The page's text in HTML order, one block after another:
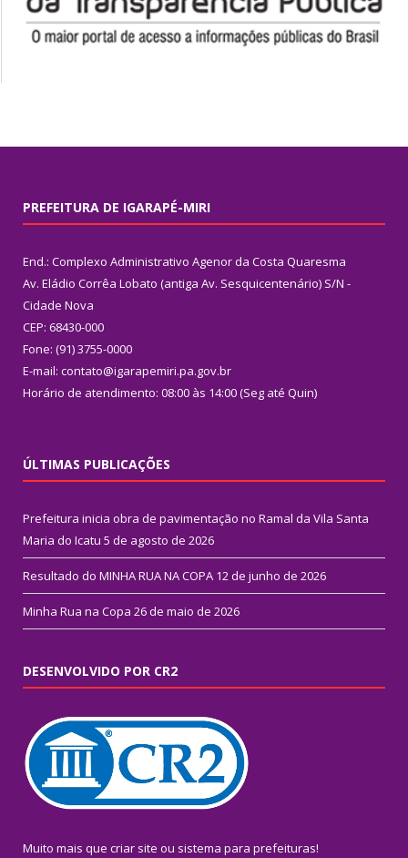
PREFEITURA DE IGARAPÉ-MIRI
End.: Complexo Administrativo Agenor da Costa Quaresma
Av. Eládio Corrêa Lobato (antiga Av. Sesquicentenário) S/N -
Cidade Nova
CEP: 68430-000
Fone: (91) 3755-0000
E-mail: contato@igarapemiri.pa.gov.br
Horário de atendimento: 08:00 às 14:00 (Seg até Quin)
ÚLTIMAS PUBLICAÇÕES
Prefeitura inicia obra de pavimentação no Ramal da Vila Santa
Maria do Icatu 5 de agosto de 2026
Resultado do MINHA RUA NA COPA 12 de junho de 2026
Minha Rua na Copa 26 de maio de 2026
DESENVOLVIDO POR CR2
Muito mais que criar site ou sistema para prefeituras!